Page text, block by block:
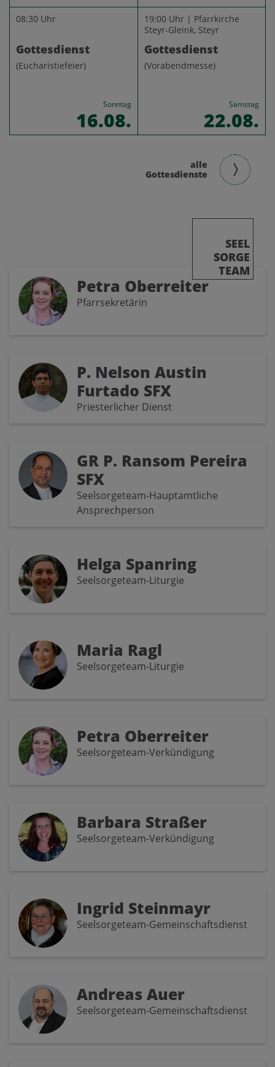
08:30 Uhr
Gottesdienst
(Eucharistiefeier)
Sonntag
16.08.
19:00 Uhr | Pfarrkirche
Steyr-Gleink, Steyr
Gottesdienst
(Vorabendmesse)
Samstag
22.08.
alle
Gottesdienste
SEEL
SORGE
TEAM
Petra Oberreiter
Pfarrsekretärin
P. Nelson Austin
Furtado SFX
Priesterlicher Dienst
GR P. Ransom Pereira
SFX
Seelsorgeteam-Hauptamtliche
Ansprechperson
Helga Spanring
Seelsorgeteam-Liturgie
Maria Ragl
Seelsorgeteam-Liturgie
Petra Oberreiter
Seelsorgeteam-Verkündigung
Barbara Straßer
Seelsorgeteam-Verkündigung
Ingrid Steinmayr
Seelsorgeteam-Gemeinschaftsdienst
Andreas Auer
Seelsorgeteam-Gemeinschaftsdienst